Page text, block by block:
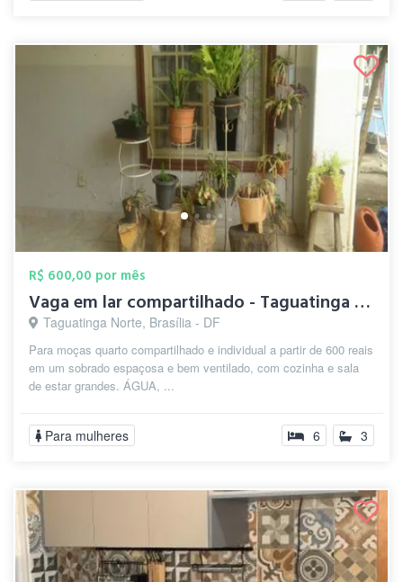
R$ 600,00 por mês
Vaga em lar compartilhado - Taguatinga n...
Taguatinga Norte, Brasília - DF
Para moças quarto compartilhado e individual a partir de 600 reais
em um sobrado espaçosa e bem ventilado, com cozinha e sala
de estar grandes. ÁGUA, ...
Para mulheres 6 3